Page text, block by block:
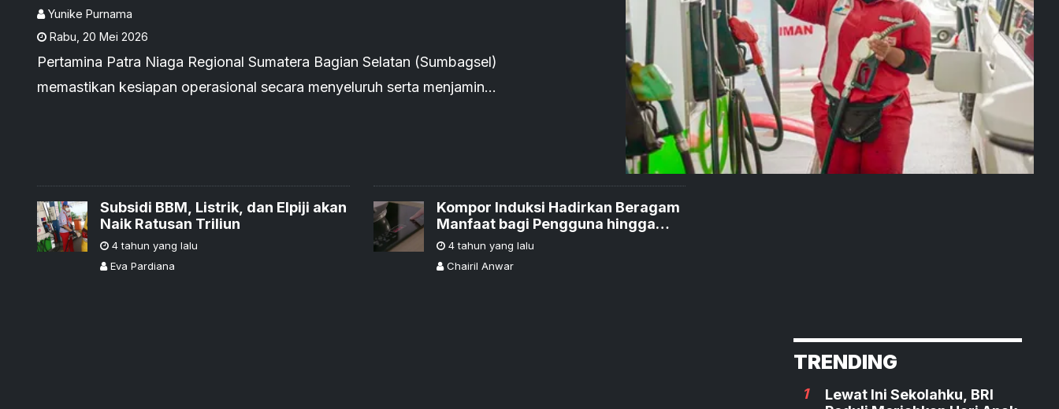
Adha
Yunike Purnama
Rabu 20 Mei 2026
Pertamina Patra Niaga Regional Sumatera Bagian Selatan (Sumbagsel)
memastikan kesiapan operasional secara menyeluruh serta menjamin
Subsidi BBM, Listrik, dan Elpiji akan
Naik Ratusan Triliun
4 tahun yang lalu
Eva Pardiana
Kompor Induksi Hadirkan Beragam
Manfaat bagi Pengguna hingga
Negara
4 tahun yang lalu
Chairil Anwar
TRENDING
1
Lewat Ini Sekolahku, BRI